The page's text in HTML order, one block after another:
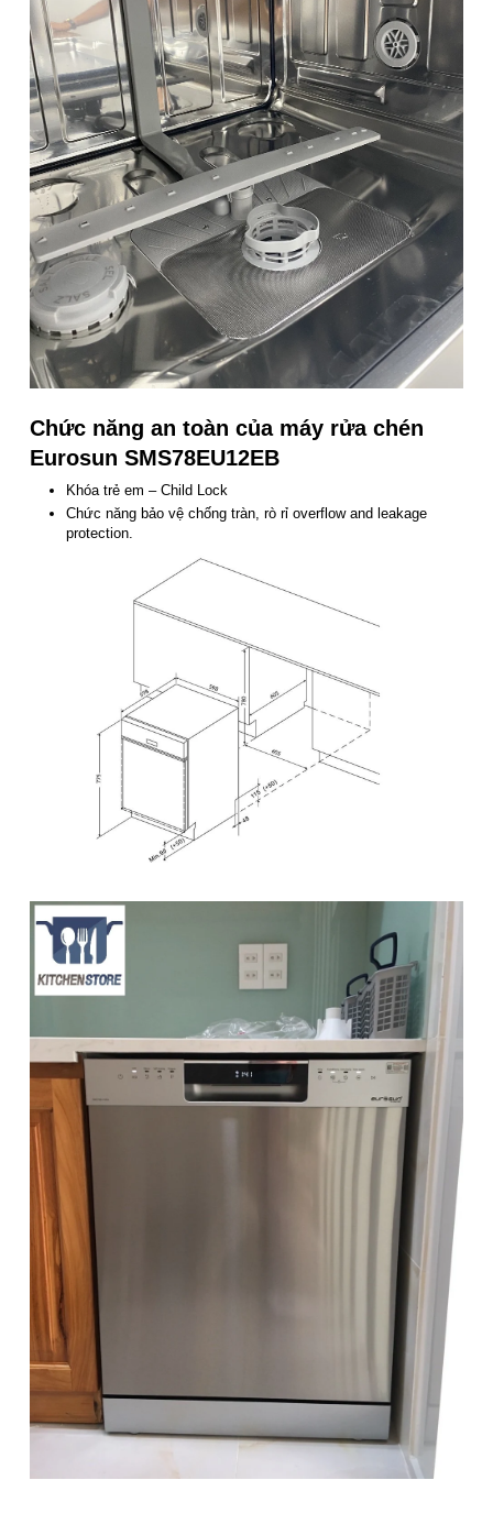
Chức năng an toàn của máy rửa chén
Eurosun SMS78EU12EB
Khóa trẻ em – Child Lock
Chức năng bảo vệ chống tràn, rò rỉ overflow and leakage
protection.